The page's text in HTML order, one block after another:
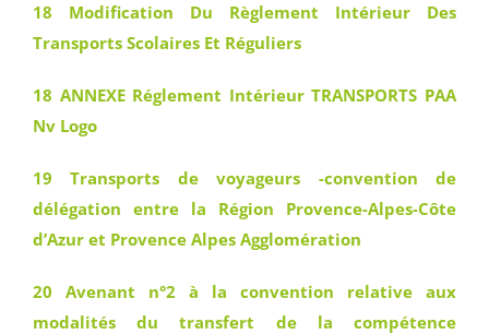
18 Modification Du Règlement Intérieur Des
Transports Scolaires Et Réguliers
18 ANNEXE Réglement Intérieur TRANSPORTS PAA
Nv Logo
19 Transports de voyageurs -convention de
délégation entre la Région Provence-Alpes-Côte
d’Azur et Provence Alpes Agglomération
20 Avenant n°2 à la convention relative aux
modalités du transfert de la compétence